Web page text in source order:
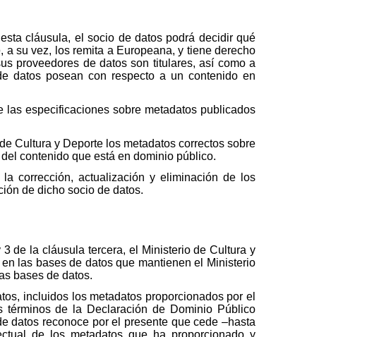
cláusula, el socio de datos podrá decidir qué
su vez, los remita a Europeana, y tiene derecho
proveedores de datos son titulares, así como a
datos posean con respecto a un contenido en
especificaciones sobre metadatos publicados
Cultura y Deporte los metadatos correctos sobre
contenido que está en dominio público.
corrección, actualización y eliminación de los
de dicho socio de datos.
de la cláusula tercera, el Ministerio de Cultura y
las bases de datos que mantienen el Ministerio
bases de datos.
incluidos los metadatos proporcionados por el
de la Declaración de Dominio Público
datos reconoce por el presente que cede –hasta